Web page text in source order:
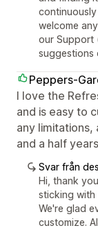
welcome
our Support
suggestions
Peppers-
I love the
and is easy to
any limitations,
and a half
Svar från
Hi, thank
sticking with
We're glad
customize.